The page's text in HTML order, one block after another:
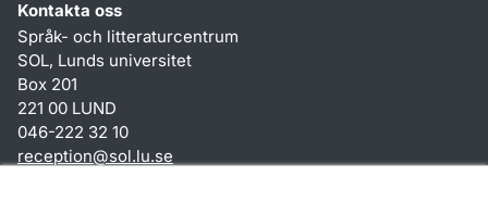
Kontakta oss
Språk- och litteraturcentrum
SOL, Lunds universitet
Box 201
221 00 LUND
046-222 32 10
reception@sol.lu.se